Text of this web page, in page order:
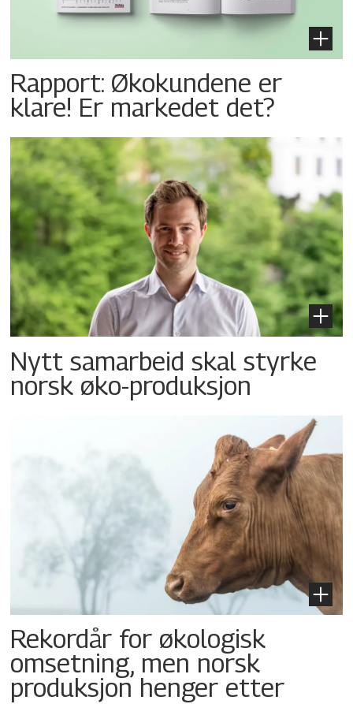
Rapport: Økokundene er
klare! Er markedet det?
Nytt samarbeid skal styrke
norsk øko-produksjon
Rekordår for økologisk
omsetning, men norsk
produksjon henger etter